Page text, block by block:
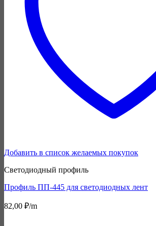
Добавить в список желаемых покупок
Светодиодный профиль
Профиль ПП-445 для светодиодных лент
82,00 ₽/m